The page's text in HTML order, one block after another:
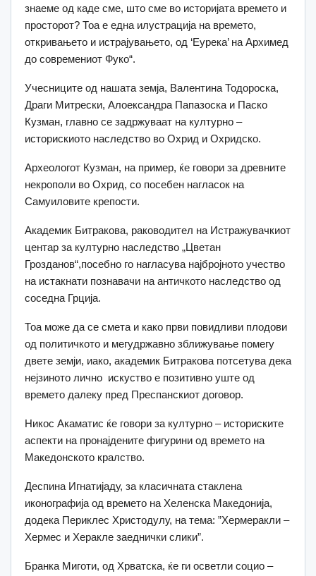
знаеме од каде сме, што сме во историјата времето и
просторот? Тоа е една илустрација на времето,
откривањето и истрајувањето, од ‘Еурека’ на Архимед
до современиот Фуко“.
Учесниците од нашата земја, Валентина Тодороска,
Драги Митрески, Алоександра Папазоска и Паско
Кузман, главно се задржуваат на културно –
историскиото наследство во Охрид и Охридско.
Археологот Кузман, на пример, ќе говори за древните
некрополи во Охрид, со посебен нагласок на
Самуиловите крепости.
Академик Битракова, раководител на Истражувачкиот
центар за културно наследство „Цветан
Грозданов“,посебно го нагласува најбројното учество
на истакнати познавачи на античкото наследство од
соседна Грција.
Тоа може да се смета и како први повидливи плодови
од политичкото и мегудржавно зближување помегу
двете земји, иако, академик Битракова потсетува дека
нејзиното лично искуство е позитивно уште од
времето далеку пред Преспанскиот договор.
Никос Акаматис ќе говори за културно – историските
аспекти на пронајдените фигурини од времето на
Македонското кралство.
Деспина Игнатијаду, за класичната стаклена
иконографија од времето на Хеленска Македонија,
додека Периклес Христодулу, на тема: ”Хермеракли –
Хермес и Херакле заеднички слики”.
Бранка Миготи, од Хрватска, ќе ги осветли социо –